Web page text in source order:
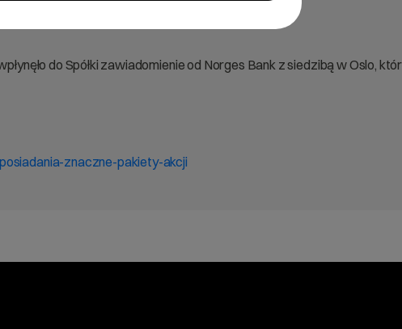
do Spółki zawiadomienie od Norges Bank z siedzibą w Oslo,
znaczne-pakiety-akcji